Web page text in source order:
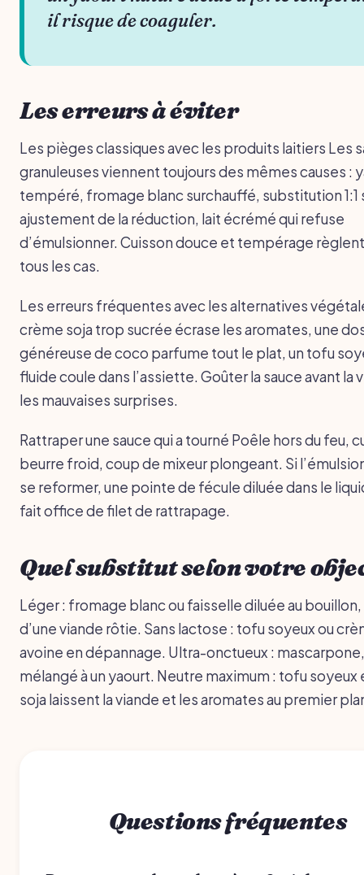
il risque de coaguler.
Les erreurs à éviter
Les pièges classiques avec les produits laitiers Les
granuleuses viennent toujours des mêmes causes :
tempéré, fromage blanc surchauffé, substitution 1:1
ajustement de la réduction, lait écrémé qui refuse
d’émulsionner. Cuisson douce et tempérage
tous les cas.
Les erreurs fréquentes avec les alternatives
crème soja trop sucrée écrase les aromates, une
généreuse de coco parfume tout le plat, un tofu
fluide coule dans l’assiette. Goûter la sauce avant la
les mauvaises surprises.
Rattraper une sauce qui a tourné Poêle hors du feu,
beurre froid, coup de mixeur plongeant. Si
se reformer, une pointe de fécule diluée dans le
fait office de filet de rattrapage.
Quel substitut selon votre
Léger : fromage blanc ou faisselle diluée au
d’une viande rôtie. Sans lactose : tofu soyeux ou
avoine en dépannage. Ultra-onctueux :
mélangé à un yaourt. Neutre maximum : tofu
soja laissent la viande et les aromates au premier
Questions fréquentes